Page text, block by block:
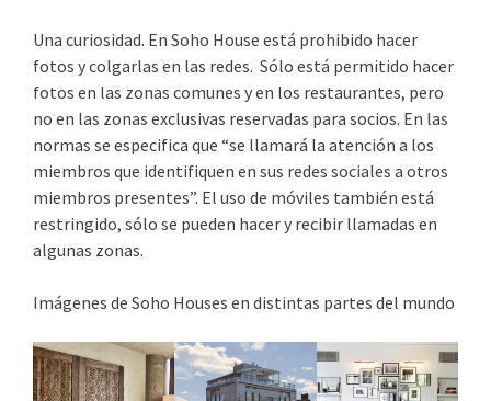
Una curiosidad. En Soho House está prohibido hacer
fotos y colgarlas en las redes. Sólo está permitido hacer
fotos en las zonas comunes y en los restaurantes, pero
no en las zonas exclusivas reservadas para socios. En las
normas se especifica que “se llamará la atención a los
miembros que identifiquen en sus redes sociales a otros
miembros presentes”. El uso de móviles también está
restringido, sólo se pueden hacer y recibir llamadas en
algunas zonas.
Imágenes de Soho Houses en distintas partes del mundo